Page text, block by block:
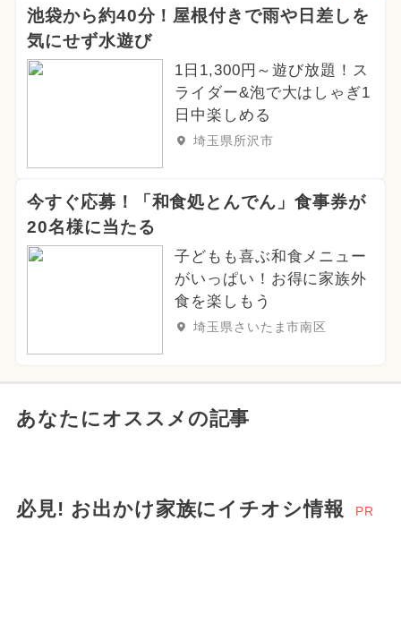
池袋から約40分！屋根付きで雨や日差しを
気にせず水遊び
1日1,300円～遊び放題！ス
ライダー&泡で大はしゃぎ1
日中楽しめる
埼玉県所沢市
今すぐ応募！「和食処とんでん」食事券が
20名様に当たる
子どもも喜ぶ和食メニュー
がいっぱい！お得に家族外
食を楽しもう
埼玉県さいたま市南区
あなたにオススメの記事
必見! お出かけ家族にイチオシ情報 PR